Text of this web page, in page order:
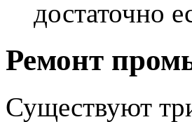
достаточно
Ремонт
Существуют